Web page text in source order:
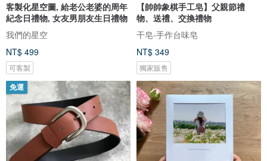
客製化星空圖, 給老公老婆的周年
紀念日禮物, 女友男朋友生日禮物
我們的星空
NT$ 499
可客製
【帥帥象棋手工皂】父親節禮
物、送禮、交換禮物
干皂-手作台味皂
NT$ 349
獨家販售
免運